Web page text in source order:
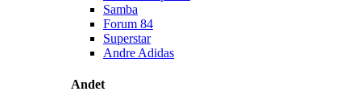
Samba
Forum 84
Superstar
Andre Adidas
Andet